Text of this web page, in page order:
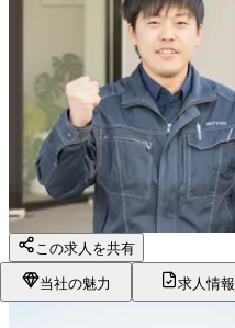
この求人を共有
当社の魅力 求人情報